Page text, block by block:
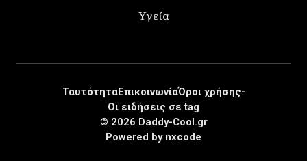
Υγεία
© 2026 Daddy-Cool.gr
ΤαυτότηταΕπικοινωνίαΌροι χρήσης-
Οι ειδήσεις σε tag
Powered by nxcode